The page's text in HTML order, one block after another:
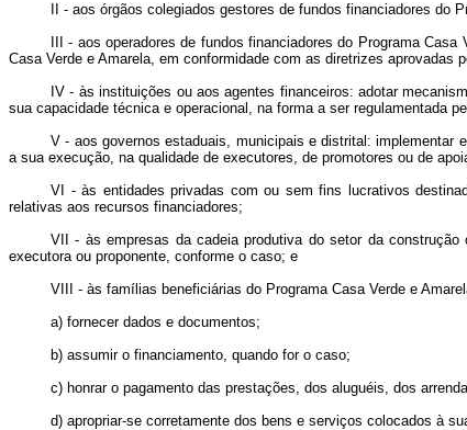
II - aos órgãos colegiados gestores de fundos financiadores
III - aos operadores de fundos financiadores do Programa
Casa Verde e Amarela, em conformidade com as diretrizes aprovadas
IV - às instituições ou aos agentes financeiros: adotar
sua capacidade técnica e operacional, na forma a ser regulamentada
V - aos governos estaduais, municipais e distrital: implementar
a sua execução, na qualidade de executores, de promotores ou de
VI - às entidades privadas com ou sem fins lucrativos
relativas aos recursos financiadores;
VII - às empresas da cadeia produtiva do setor da
executora ou proponente, conforme o caso; e
VIII - às famílias beneficiárias do Programa Casa Verde e
a) fornecer dados e documentos;
b) assumir o financiamento, quando for o caso;
c) honrar o pagamento das prestações, dos aluguéis, dos
d) apropriar-se corretamente dos bens e serviços colocados à